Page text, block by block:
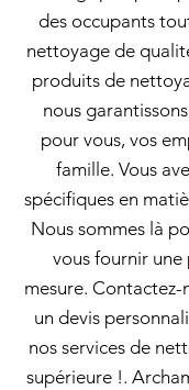
des occupants
nettoyage de
produits de
nous
pour vous, vos
famille. Vous
spécifiques en
Nous sommes là
vous fournir
mesure.
un devis
nos services de
supérieure !.